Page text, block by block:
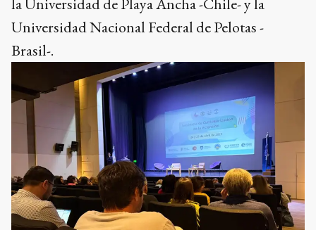
Universidad Nacional Federal de Pelotas -
Brasil-.